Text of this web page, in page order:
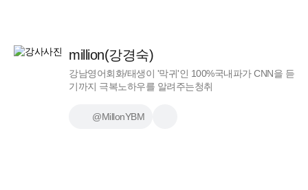
million(강경숙)
강남영어회화/태생이 '막귀'인 100%국내파가 CNN을 듣
기까지 극복노하우를 알려주는청취
@MillonYBM